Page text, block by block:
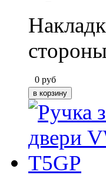
стороны
0 руб